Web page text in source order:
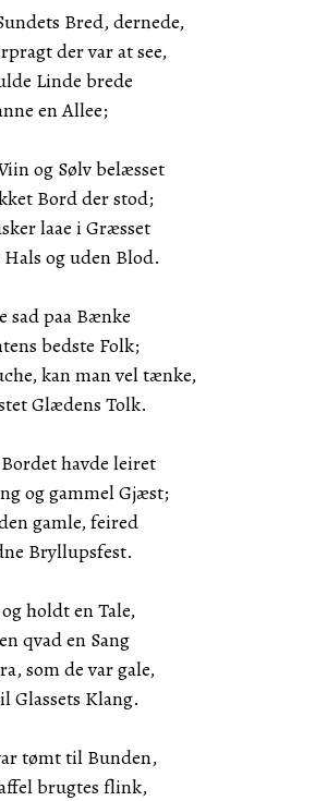
Bred, dernede,
der var at see,
Linde brede
en Allee;
og Sølv belæsset
Bord der stod;
laae i Græsset
og uden Blod.
sad paa Bænke
bedste Folk;
kan man vel tænke,
Glædens Tolk.
havde leiret
og gammel Gjæst;
gamle, feired
Bryllupsfest.
holdt en Tale,
qvad en Sang
som de var gale,
Glassets Klang.
tømt til Bunden,
brugtes flink,